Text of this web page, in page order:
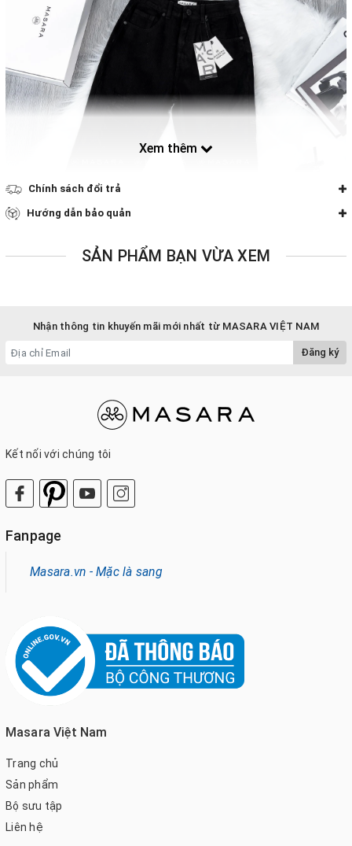
Xem thêm
Chính sách đổi trả
Hướng dẫn bảo quản
SẢN PHẨM BẠN VỪA XEM
Nhận thông tin khuyến mãi mới nhất từ MASARA VIỆT NAM
Đăng ký
Kết nối với chúng tôi
Fanpage
Masara.vn - Mặc là sang
Masara Việt Nam
Trang chủ
Sản phẩm
Bộ sưu tập
Liên hệ